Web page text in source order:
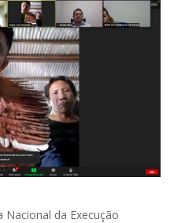
Nacional da Execução